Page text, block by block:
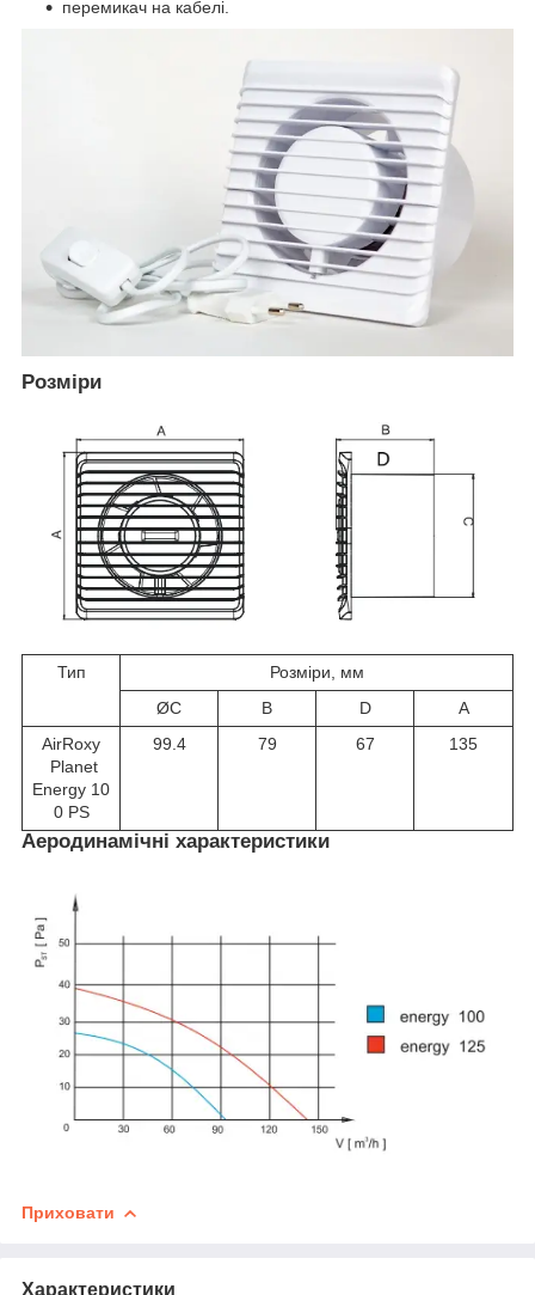
перемикач на кабелі.
Розміри
Тип
Розміри, мм
ØC
B D
A
AirRoxy
Planet
Energy 10
0 PS
99.4 79 67 135
Аеродинамічні характеристики
Приховати
Характеристики